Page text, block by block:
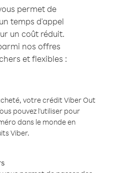
permet de
temps d'appel
un coût réduit.
nos offres
et flexibles :
votre crédit Viber Out
pouvez l'utiliser pour
dans le monde en
Viber.